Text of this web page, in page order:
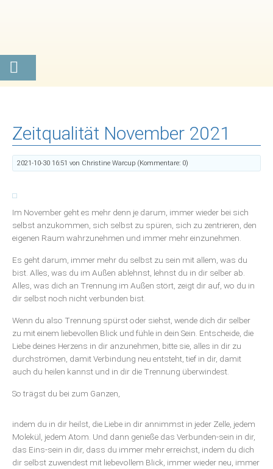
Zeitqualität November 2021
2021-10-30 16:51 von Christine Warcup (Kommentare: 0)
Im November geht es mehr denn je darum, immer wieder bei sich
selbst anzukommen, sich selbst zu spüren, sich zu zentrieren, den
eigenen Raum wahrzunehmen und immer mehr einzunehmen.
Es geht darum, immer mehr du selbst zu sein mit allem, was du
bist. Alles, was du im Außen ablehnst, lehnst du in dir selber ab.
Alles, was dich an Trennung im Außen stört, zeigt dir auf, wo du in
dir selbst noch nicht verbunden bist.
Wenn du also Trennung spürst oder siehst, wende dich dir selber
zu mit einem liebevollen Blick und fühle in dein Sein. Entscheide, die
Liebe deines Herzens in dir anzunehmen, bitte sie, alles in dir zu
durchströmen, damit Verbindung neu entsteht, tief in dir, damit
auch du heilen kannst und in dir die Trennung überwindest.
So trägst du bei zum Ganzen,
indem du in dir heilst, die Liebe in dir annimmst in jeder Zelle, jedem
Molekül, jedem Atom. Und dann genieße das Verbunden-sein in dir,
das Eins-sein in dir, dass du immer mehr erreichst, indem du dich
dir selbst zuwendest mit liebevollem Blick, immer wieder neu, immer